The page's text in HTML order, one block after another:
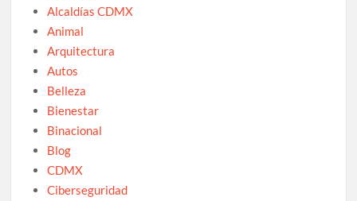
Alcaldías CDMX
Animal
Arquitectura
Autos
Belleza
Bienestar
Binacional
Blog
CDMX
Ciberseguridad